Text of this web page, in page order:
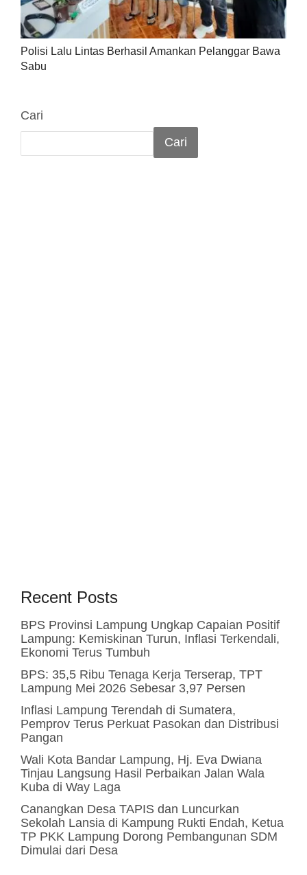
Polisi Lalu Lintas Berhasil Amankan Pelanggar Bawa
Sabu
Cari
Cari
Recent Posts
BPS Provinsi Lampung Ungkap Capaian Positif
Lampung: Kemiskinan Turun, Inflasi Terkendali,
Ekonomi Terus Tumbuh
BPS: 35,5 Ribu Tenaga Kerja Terserap, TPT
Lampung Mei 2026 Sebesar 3,97 Persen
Inflasi Lampung Terendah di Sumatera,
Pemprov Terus Perkuat Pasokan dan Distribusi
Pangan
Wali Kota Bandar Lampung, Hj. Eva Dwiana
Tinjau Langsung Hasil Perbaikan Jalan Wala
Kuba di Way Laga
Canangkan Desa TAPIS dan Luncurkan
Sekolah Lansia di Kampung Rukti Endah, Ketua
TP PKK Lampung Dorong Pembangunan SDM
Dimulai dari Desa